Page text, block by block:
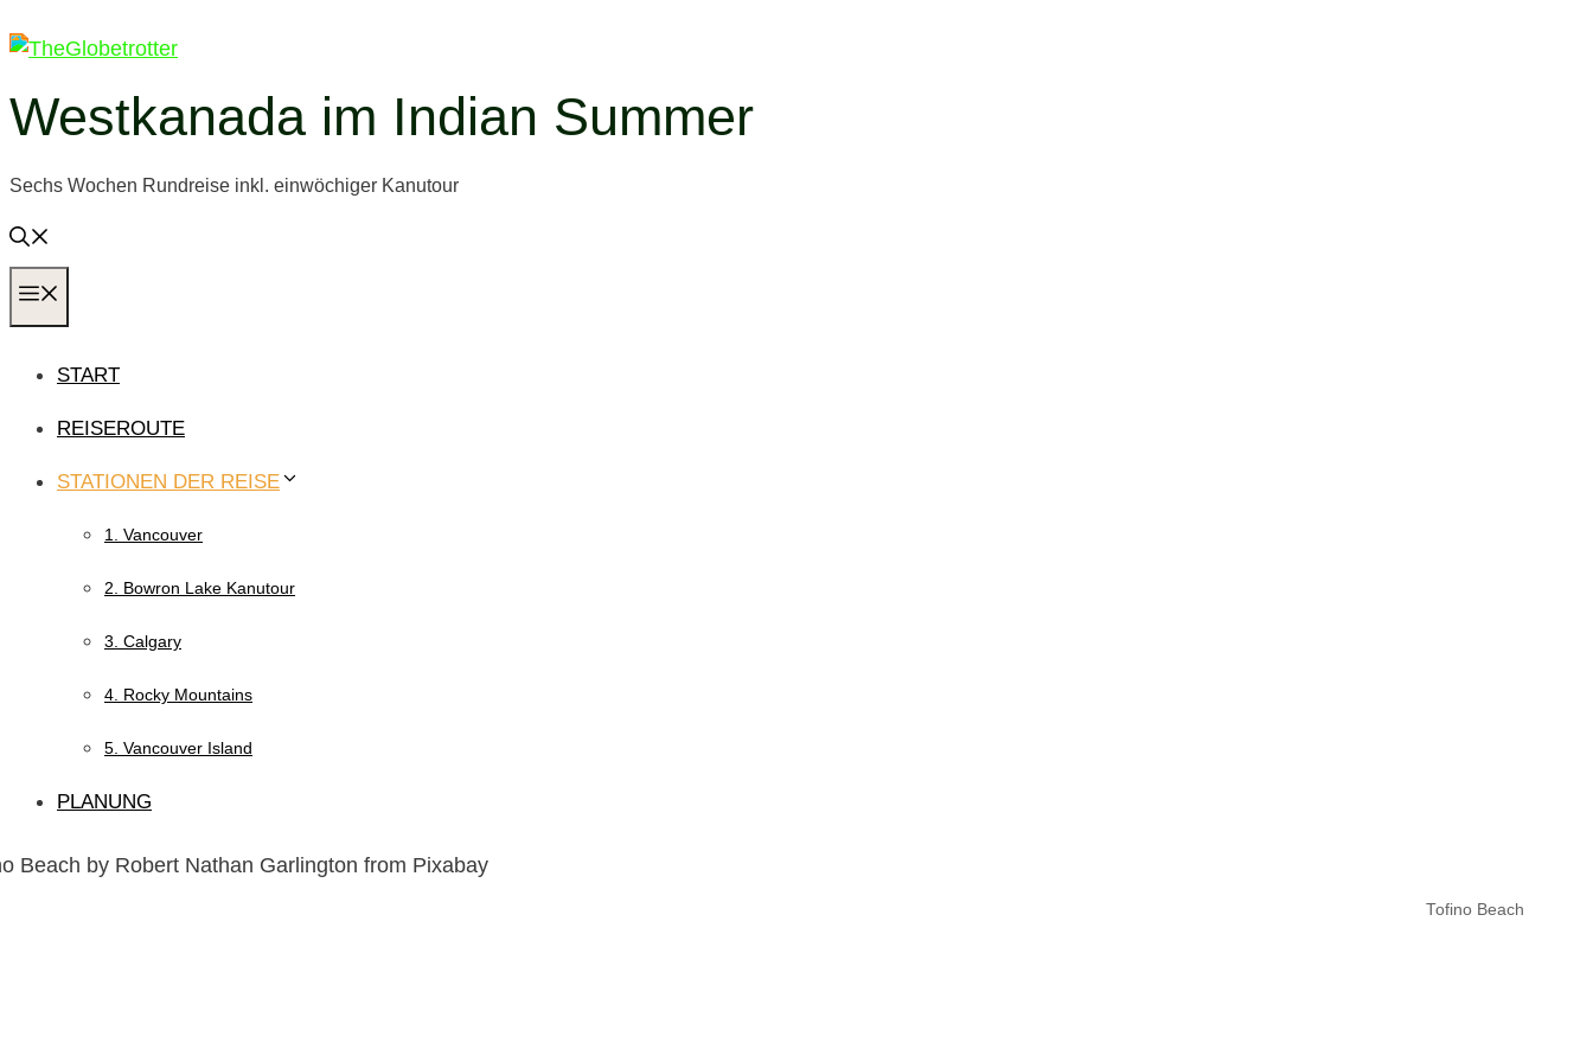
Inhalt
Westkanada im Indian Summer
Sechs Wochen Rundreise inkl. einwöchiger Kanutour
START
REISEROUTE
STATIONEN DER REISE
1. Vancouver
2. Bowron Lake Kanutour
3. Calgary
4. Rocky Mountains
5. Vancouver Island
PLANUNG
Tofino Beach